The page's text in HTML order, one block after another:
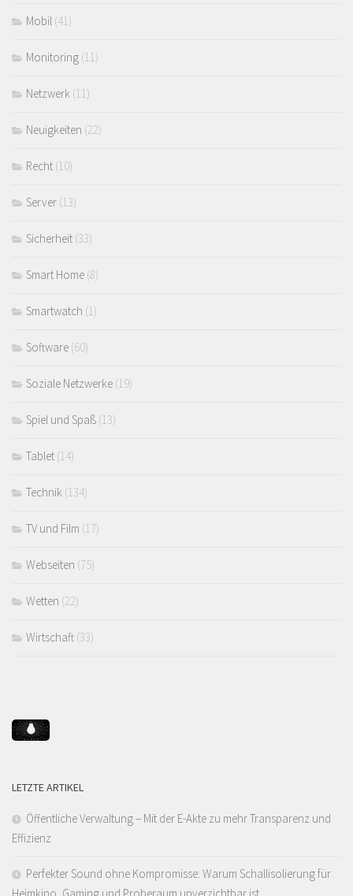
Mobil (41)
Monitoring (11)
Netzwerk (11)
Neuigkeiten (22)
Recht (10)
Server (13)
Sicherheit (33)
Smart Home (8)
Smartwatch (1)
Software (60)
Soziale Netzwerke (19)
Spiel und Spaß (13)
Tablet (14)
Technik (134)
TV und Film (17)
Webseiten (75)
Wetten (22)
Wirtschaft (33)
LETZTE ARTIKEL
Öffentliche Verwaltung – Mit der E-Akte zu mehr Transparenz und
Effizienz
Perfekter Sound ohne Kompromisse: Warum Schallisolierung für